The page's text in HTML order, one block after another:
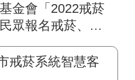
金會「2022戒菸
眾報名戒菸、積